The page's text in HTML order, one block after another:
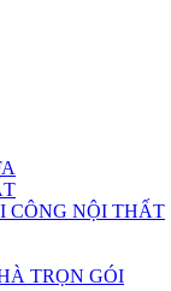
CÔNG NỘI THẤT
TRỌN GÓI